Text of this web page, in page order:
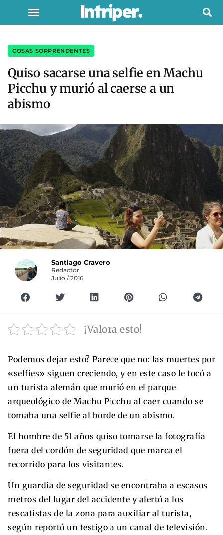
COSAS SORPRENDENTES
Quiso sacarse una selfie en Machu
Picchu y murió al caerse a un
abismo
Santiago Cravero
Redactor
Julio / 2016
¡Valora esto!
Podemos dejar esto? Parece que no: las muertes por
«selfies» siguen creciendo, y en este caso le tocó a
un turista alemán que murió en el parque
arqueológico de Machu Picchu al caer cuando se
tomaba una selfie al borde de un abismo.
El hombre de 51 años quiso tomarse la fotografía
fuera del cordón de seguridad que marca el
recorrido para los visitantes.
Un guardia de seguridad se encontraba a escasos
metros del lugar del accidente y alertó a los
rescatistas de la zona para auxiliar al turista,
según reportó un testigo a un canal de televisión.